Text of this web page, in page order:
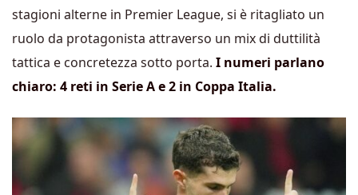
stagioni alterne in Premier League, si è ritagliato un
ruolo da protagonista attraverso un mix di duttilità
tattica e concretezza sotto porta. I numeri parlano
chiaro: 4 reti in Serie A e 2 in Coppa Italia.